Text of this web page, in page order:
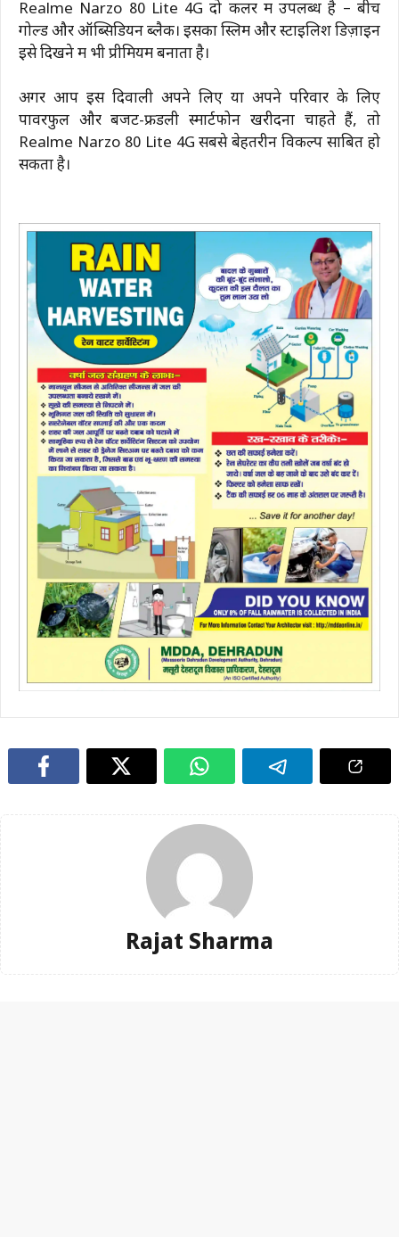
Realme Narzo 80 Lite 4G दो कलर में उपलब्ध है – बीच
गोल्ड और ऑब्सिडियन ब्लैक। इसका स्लिम और स्टाइलिश डिज़ाइन
इसे दिखने में भी प्रीमियम बनाता है।
अगर आप इस दिवाली अपने लिए या अपने परिवार के लिए
पावरफुल और बजट-फ्रेंडली स्मार्टफोन खरीदना चाहते हैं, तो
Realme Narzo 80 Lite 4G सबसे बेहतरीन विकल्प साबित हो
सकता है।
Rajat Sharma